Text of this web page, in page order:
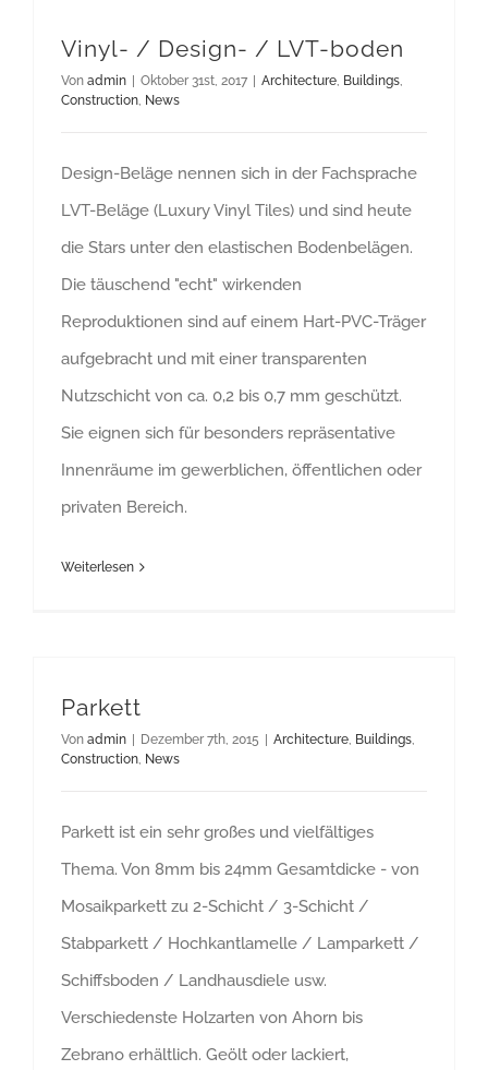
Vinyl- / Design- / LVT-boden
Von admin | Oktober 31st, 2017 | Architecture Buildings
Construction News
Design-Beläge nennen sich in der Fachsprache
LVT-Beläge (Luxury Vinyl Tiles) und sind heute
die Stars unter den elastischen Bodenbelägen.
Die täuschend "echt" wirkenden
Reproduktionen sind auf einem Hart-PVC-Träger
aufgebracht und mit einer transparenten
Nutzschicht von ca. 0,2 bis 0,7 mm geschützt.
Sie eignen sich für besonders repräsentative
Innenräume im gewerblichen, öffentlichen oder
privaten Bereich.
Weiterlesen
Parkett
Von admin | Dezember 7th, 2015 | Architecture Buildings
Construction News
Parkett ist ein sehr großes und vielfältiges
Thema. Von 8mm bis 24mm Gesamtdicke - von
Mosaikparkett zu 2-Schicht / 3-Schicht /
Stabparkett / Hochkantlamelle / Lamparkett /
Schiffsboden / Landhausdiele usw.
Verschiedenste Holzarten von Ahorn bis
Zebrano erhältlich. Geölt oder lackiert,